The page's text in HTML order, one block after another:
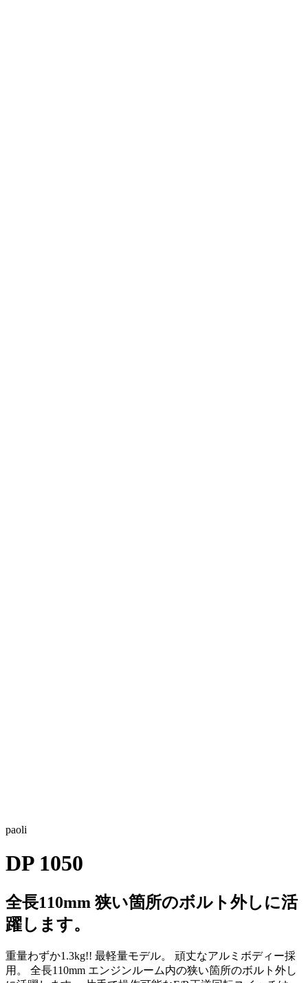
paoli
DP 1050
全長110mm 狭い箇所のボルト外しに活
躍します。
重量わずか1.3kg!! 最軽量モデル。 頑丈なアルミボディー採
用。 全長110mm エンジンルーム内の狭い箇所のボルト外し